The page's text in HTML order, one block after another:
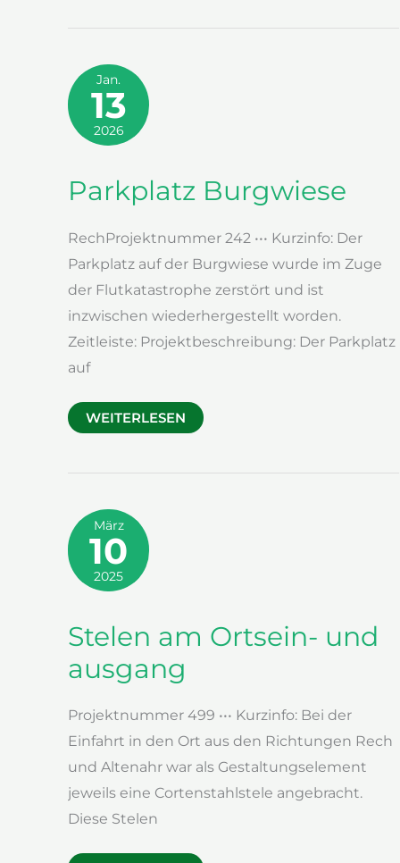
Jan.
13
2026
Parkplatz Burgwiese
RechProjektnummer 242 ••• Kurzinfo: Der
Parkplatz auf der Burgwiese wurde im Zuge
der Flutkatastrophe zerstört und ist
inzwischen wiederhergestellt worden.
Zeitleiste: Projektbeschreibung: Der Parkplatz
auf
PARKPLATZ
BURGWIESE
WEITERLESEN
März
10
2025
Stelen am Ortsein- und
ausgang
Projektnummer 499 ••• Kurzinfo: Bei der
Einfahrt in den Ort aus den Richtungen Rech
und Altenahr war als Gestaltungselement
jeweils eine Cortenstahlstele angebracht.
Diese Stelen